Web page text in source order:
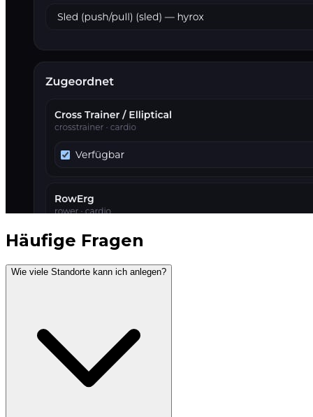
Häufige Fragen
Wie viele Standorte kann ich anlegen?